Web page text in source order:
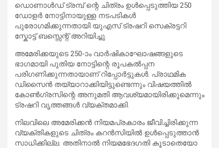
ഡൊണാൾഡ് ട്രമ്പ് ന്റെ ചിത്രം ഉൾപ്പെടുത്തിയ 250
ഡോളർ നോട്ടിനായുള്ള നടപടികൾ
പുരോഗമിക്കുന്നതായി യുഎസ് ട്രഷറി സെക്രട്ടറി
സ്കോട്ട് ബസ്സെന്റ് അറിയിച്ചു.
അമേരിക്കയുടെ 250-ാം വാർഷികാഘോഷങ്ങളുടെ
ഭാഗമായി പുതിയ നോട്ടിന്റെ രൂപകൽപ്പന
പരിഗണിക്കുന്നതായാണ് റിപ്പോർട്ടുകൾ. പ്രാഥമിക
ഡിസൈൻ തയ്യാറാക്കിയിട്ടുണ്ടെന്നും വിഷയത്തിൽ
കോൺഗ്രസിന്റെ അനുമതി ആവശ്യമായിരിക്കുമെന്നും
ട്രഷറി വൃത്തങ്ങൾ വ്യക്തമാക്കി.
നിലവിലെ അമേരിക്കൻ നിയമപ്രകാരം ജീവിച്ചിരിക്കുന്ന
വ്യക്തികളുടെ ചിത്രം കറൻസിയിൽ ഉൾപ്പെടുത്താൻ
സാധിക്കില്ല. അതിനാൽ നിയമഭേദഗതി കൂടാതെയോ